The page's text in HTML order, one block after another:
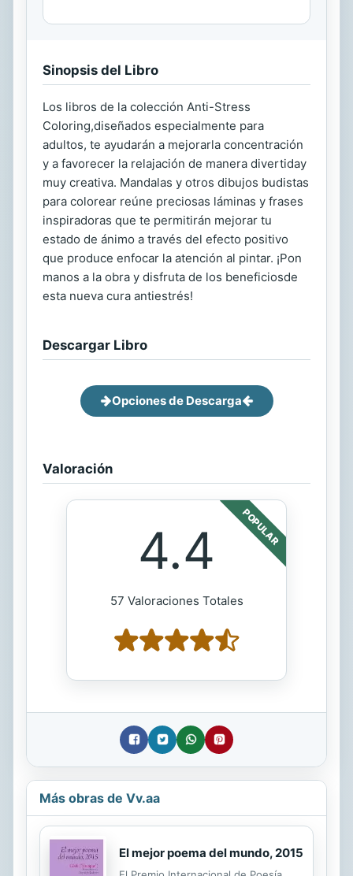
Sinopsis del Libro
Los libros de la colección Anti-Stress
Coloring,diseñados especialmente para
adultos, te ayudarán a mejorarla concentración
y a favorecer la relajación de manera divertiday
muy creativa. Mandalas y otros dibujos budistas
para colorear reúne preciosas láminas y frases
inspiradoras que te permitirán mejorar tu
estado de ánimo a través del efecto positivo
que produce enfocar la atención al pintar. ¡Pon
manos a la obra y disfruta de los beneficiosde
esta nueva cura antiestrés!
Descargar Libro
Opciones de Descarga
Valoración
POPULAR
4.4
57 Valoraciones Totales
Más obras de Vv.aa
El mejor poema del mundo, 2015